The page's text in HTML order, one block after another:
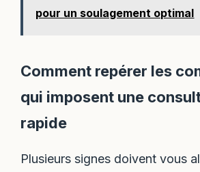
pour un soulagement optimal
Comment repérer les
qui imposent une
rapide
Plusieurs signes doivent vous